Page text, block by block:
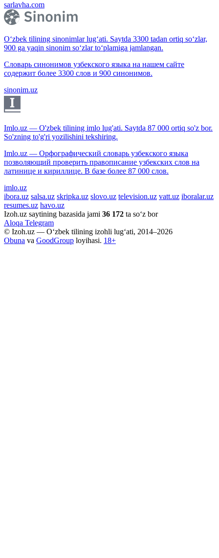
sarlavha.com
O‘zbek tilining sinonimlar lug‘ati. Saytda 3300 tadan ortiq so‘zlar,
900 ga yaqin sinonim so‘zlar to‘plamiga jamlangan.
Словарь синонимов узбекского языка на нашем сайте
содержит более 3300 слов и 900 синонимов.
sinonim.uz
Imlo.uz — O'zbek tilining imlo lug'ati. Saytda 87 000 ortiq so'z bor.
So'zning to'g'ri yozilishini tekshiring.
Imlo.uz — Орфографический словарь узбекского языка
позволяющий проверить правописание узбекских слов на
латинице и кириллице. В базе более 87 000 слов.
imlo.uz
ibora.uz salsa.uz skripka.uz slovo.uz television.uz vatt.uz iboralar.uz
resumes.uz havo.uz
Izoh.uz saytining bazasida jami 36 172 ta so‘z bor
Aloqa Telegram
© Izoh.uz — O‘zbek tilining izohli lug‘ati, 2014–2026
Obuna va GoodGroup loyihasi. 18+